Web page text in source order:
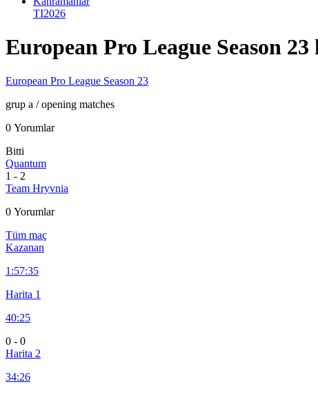
TI2026
European Pro League Season
European Pro League Season 23
grup a / opening matches
0 Yorumlar
Bitti
Quantum
1 - 2
Team Hryvnia
0 Yorumlar
Tüm maç
Kazanan
1:57:35
Harita 1
40:25
0 - 0
Harita 2
34:26